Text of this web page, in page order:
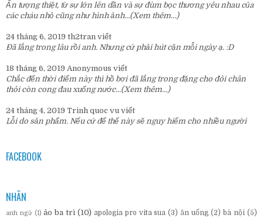
Ấn tượng thiệt, từ sự lớn lên dần và sự đùm bọc thương yêu nhau của
các cháu nhỏ cũng như hình ảnh...(Xem thêm...)
24 tháng 6, 2019 th2tran viết
Đã lắng trong lâu rồi anh. Nhưng cứ phải hút cặn mỗi ngày ạ. :D
18 tháng 6, 2019 Anonymous viết
Chắc đến thời điểm này thì hồ bơi đã lắng trong đặng cho đôi chân
thôi còn cong đau xuống nước...(Xem thêm...)
24 tháng 4, 2019 Trinh quoc vu viết
Lỗi do sản phẩm. Nếu cứ để thế này sẽ nguy hiểm cho nhiều người
FACEBOOK
NHÃN
anh ngữ (1) ảo ba trì (10) apologia pro vita sua (3) ăn uống (2) bà nội (5)